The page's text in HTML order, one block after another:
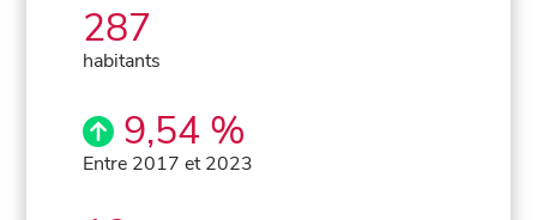
287
habitants
9,54 %
Entre 2017 et 2023